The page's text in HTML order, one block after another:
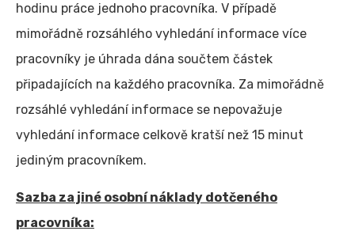
hodinu práce jednoho pracovníka. V případě
mimořádně rozsáhlého vyhledání informace více
pracovníky je úhrada dána součtem částek
připadajících na každého pracovníka. Za mimořádně
rozsáhlé vyhledání informace se nepovažuje
vyhledání informace celkově kratší než 15 minut
jediným pracovníkem.
Sazba za jiné osobní náklady dotčeného
pracovníka: